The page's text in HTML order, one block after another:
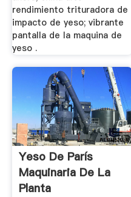
rendimiento trituradora de
impacto de yeso; vibrante
pantalla de la maquina de
yeso .
Yeso De París
Maquinaria De La
Planta